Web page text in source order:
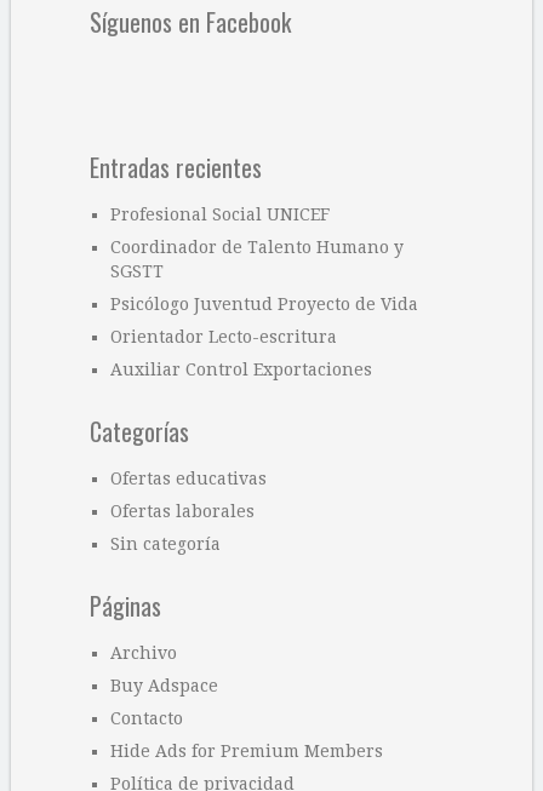
Síguenos en Facebook
Entradas recientes
Profesional Social UNICEF
Coordinador de Talento Humano y
SGSTT
Psicólogo Juventud Proyecto de Vida
Orientador Lecto-escritura
Auxiliar Control Exportaciones
Categorías
Ofertas educativas
Ofertas laborales
Sin categoría
Páginas
Archivo
Buy Adspace
Contacto
Hide Ads for Premium Members
Política de privacidad